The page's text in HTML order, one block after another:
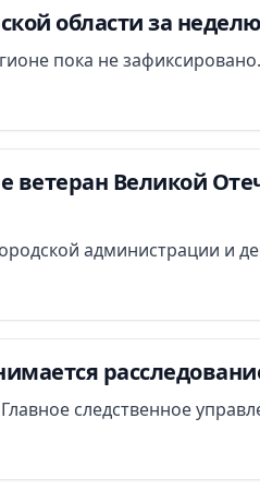
области за
пока не зафиксировано.
ветеран Великой
администрации и
следственное